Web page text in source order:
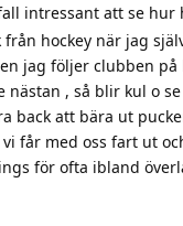
intressant att se hur
hockey när jag
jag följer clubben
nästan , så blir kul o
back att bära ut
får med oss fart ut
för ofta ibland